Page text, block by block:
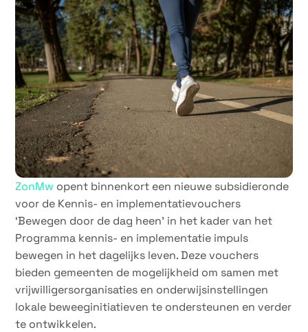
18 april 2025
ZonMw opent binnenkort een nieuwe subsidieronde
voor de Kennis- en implementatievouchers
‘Bewegen door de dag heen’ in het kader van het
Programma kennis- en implementatie impuls
bewegen in het dagelijks leven. Deze vouchers
bieden gemeenten de mogelijkheid om samen met
vrijwilligersorganisaties en onderwijsinstellingen
lokale beweeginitiatieven te ondersteunen en verder
te ontwikkelen.